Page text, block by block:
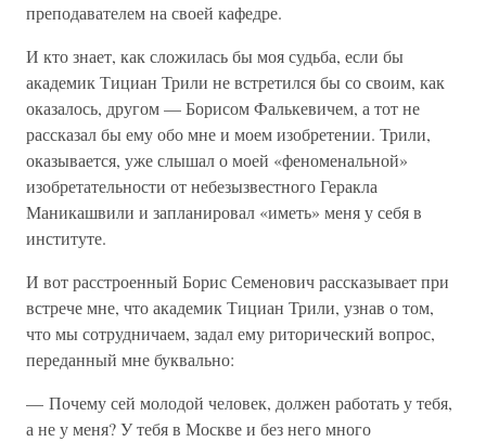
преподавателем на своей кафедре.
И кто знает, как сложилась бы моя судьба, если бы
академик Тициан Трили не встретился бы со своим, как
оказалось, другом — Борисом Фалькевичем, а тот не
рассказал бы ему обо мне и моем изобретении. Трили,
оказывается, уже слышал о моей «феноменальной»
изобретательности от небезызвестного Геракла
Маникашвили и запланировал «иметь» меня у себя в
институте.
И вот расстроенный Борис Семенович рассказывает при
встрече мне, что академик Тициан Трили, узнав о том,
что мы сотрудничаем, задал ему риторический вопрос,
переданный мне буквально:
— Почему сей молодой человек, должен работать у тебя,
а не у меня? У тебя в Москве и без него много